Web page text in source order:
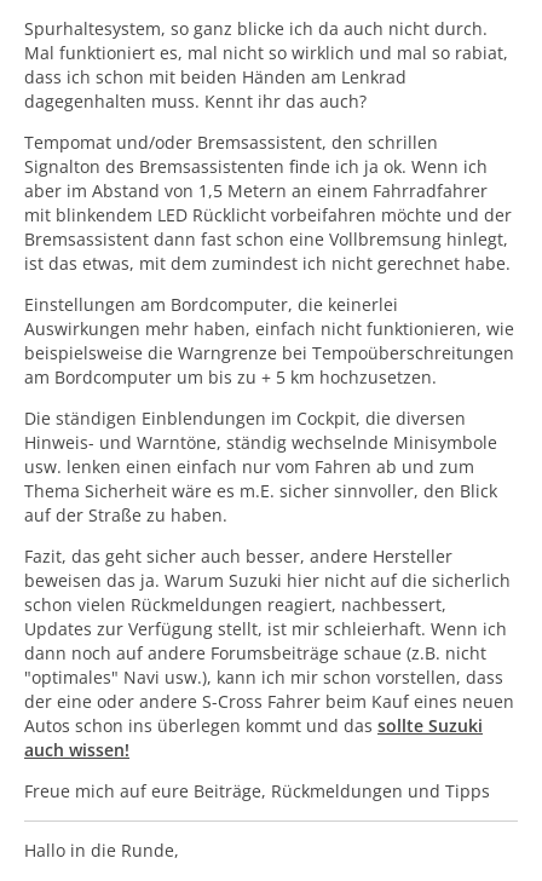
Spurhaltesystem, so ganz blicke ich da auch nicht durch.
Mal funktioniert es, mal nicht so wirklich und mal so rabiat,
dass ich schon mit beiden Händen am Lenkrad
dagegenhalten muss. Kennt ihr das auch?
Tempomat und/oder Bremsassistent, den schrillen
Signalton des Bremsassistenten finde ich ja ok. Wenn ich
aber im Abstand von 1,5 Metern an einem Fahrradfahrer
mit blinkendem LED Rücklicht vorbeifahren möchte und der
Bremsassistent dann fast schon eine Vollbremsung hinlegt,
ist das etwas, mit dem zumindest ich nicht gerechnet habe.
Einstellungen am Bordcomputer, die keinerlei
Auswirkungen mehr haben, einfach nicht funktionieren, wie
beispielsweise die Warngrenze bei Tempoüberschreitungen
am Bordcomputer um bis zu + 5 km hochzusetzen.
Die ständigen Einblendungen im Cockpit, die diversen
Hinweis- und Warntöne, ständig wechselnde Minisymbole
usw. lenken einen einfach nur vom Fahren ab und zum
Thema Sicherheit wäre es m.E. sicher sinnvoller, den Blick
auf der Straße zu haben.
Fazit, das geht sicher auch besser, andere Hersteller
beweisen das ja. Warum Suzuki hier nicht auf die sicherlich
schon vielen Rückmeldungen reagiert, nachbessert,
Updates zur Verfügung stellt, ist mir schleierhaft. Wenn ich
dann noch auf andere Forumsbeiträge schaue (z.B. nicht
"optimales" Navi usw.), kann ich mir schon vorstellen, dass
der eine oder andere S-Cross Fahrer beim Kauf eines neuen
Autos schon ins überlegen kommt und das sollte Suzuki
auch wissen!
Freue mich auf eure Beiträge, Rückmeldungen und Tipps
Hallo in die Runde,